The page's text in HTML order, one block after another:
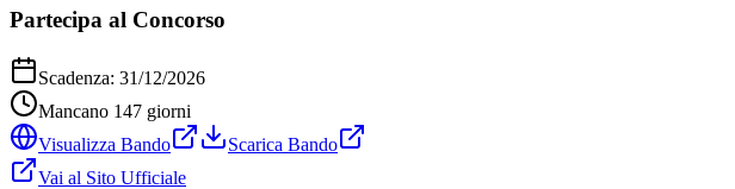
Partecipa al Concorso
Scadenza: 31/12/2026
Mancano 147 giorni
Visualizza Bando
Scarica Bando
Vai al Sito Ufficiale